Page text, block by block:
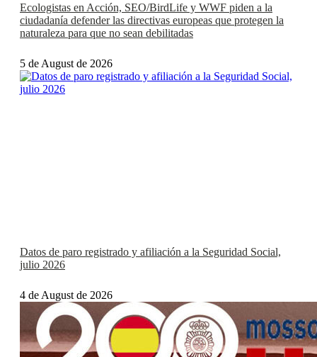
Ecologistas en Acción, SEO/BirdLife y WWF piden a la
ciudadanía defender las directivas europeas que protegen la
naturaleza para que no sean debilitadas
5 de August de 2026
Datos de paro registrado y afiliación a la Seguridad Social,
julio 2026
4 de August de 2026